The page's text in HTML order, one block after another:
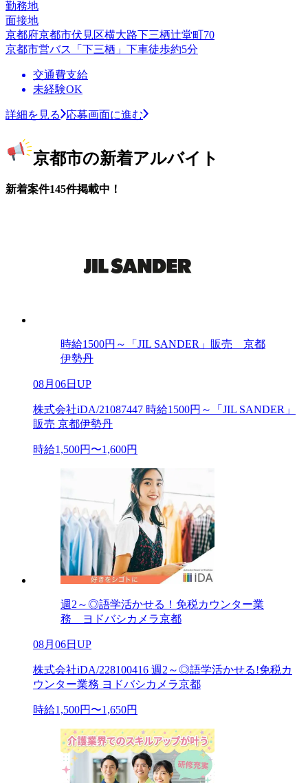
勤務地
面接地
京都府京都市伏見区横大路下三栖辻堂町70
京都市営バス「下三栖」下車徒歩約5分
交通費支給
未経験OK
詳細を見る 応募画面に進む
京都市の新着アルバイト
新着案件145件掲載中！
時給1500円～「JIL SANDER」販売 京都
伊勢丹
08月06日UP
株式会社iDA/21087447 時給1500円～「JIL SANDER」
販売 京都伊勢丹
時給1,500円〜1,600円
週2～◎語学活かせる！免税カウンター業
務 ヨドバシカメラ京都
08月06日UP
株式会社iDA/228100416 週2～◎語学活かせる!免税カ
ウンター業務 ヨドバシカメラ京都
時給1,500円〜1,650円